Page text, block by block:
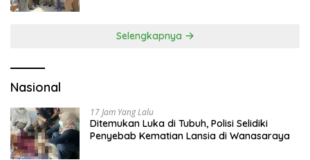
Selengkapnya
Nasional
17 Jam Yang Lalu
Ditemukan Luka di Tubuh, Polisi Selidiki
Penyebab Kematian Lansia di Wanasaraya